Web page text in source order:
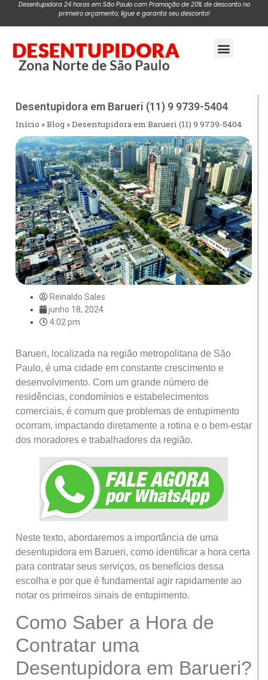
Desentupidora 24 horas em São Paulo com Promoção de 20% de desconto no
primeiro orçamento, ligue e garanta seu desconto!
Desentupidora em Barueri (11) 9 9739-5404
Início »Blog »Desentupidora em Barueri (11) 9 9739-5404
Reinaldo Sales
junho 18, 2024
4:02 pm
Barueri, localizada na região metropolitana de São
Paulo, é uma cidade em constante crescimento e
desenvolvimento. Com um grande número de
residências, condomínios e estabelecimentos
comerciais, é comum que problemas de entupimento
ocorram, impactando diretamente a rotina e o bem-estar
dos moradores e trabalhadores da região.
Neste texto, abordaremos a importância de uma
desentupidora em Barueri, como identificar a hora certa
para contratar seus serviços, os benefícios dessa
escolha e por que é fundamental agir rapidamente ao
notar os primeiros sinais de entupimento.
Como Saber a Hora de
Contratar uma
Desentupidora em Barueri?